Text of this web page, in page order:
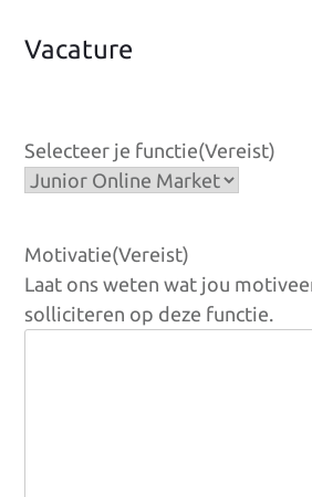
Vacature
Selecteer je functie(Vereist)
Motivatie(Vereist)
Laat ons weten wat jou
solliciteren op deze functie.